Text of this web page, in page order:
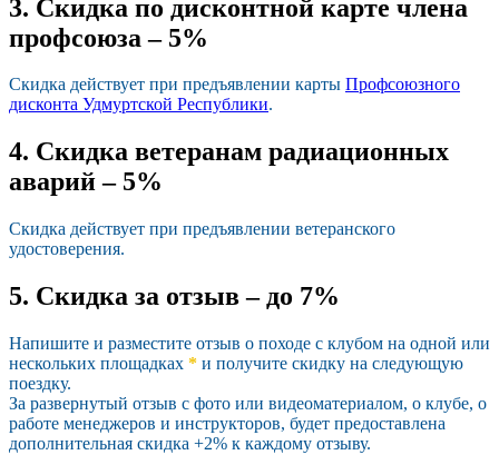
3. Скидка по дисконтной карте члена
профсоюза – 5%
Скидка действует при предъявлении карты Профсоюзного
дисконта Удмуртской Республики.
4. Скидка ветеранам радиационных
аварий – 5%
Скидка действует при предъявлении ветеранского
удостоверения.
5. Скидка за отзыв – до 7%
Напишите и разместите отзыв о походе с клубом на одной или
нескольких площадках * и получите скидку на следующую
поездку.
За развернутый отзыв с фото или видеоматериалом, о клубе, о
работе менеджеров и инструкторов, будет предоставлена
дополнительная скидка +2% к каждому отзыву.